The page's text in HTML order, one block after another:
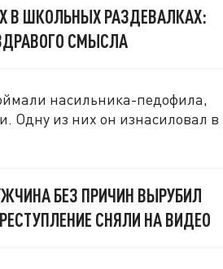
В ШКОЛЬНЫХ РАЗДЕВАЛКАХ:
СМЫСЛА
насильника-педофила,
Одну из них он изнасиловал в
БЕЗ ПРИЧИН ВЫРУБИЛ
СНЯЛИ НА ВИДЕО